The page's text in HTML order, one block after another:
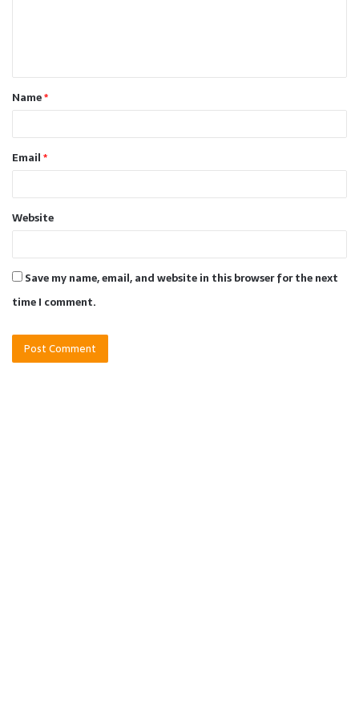
t
*Name*
Email*
Website
Save my name, email, and website in this browser for the next
time I comment.